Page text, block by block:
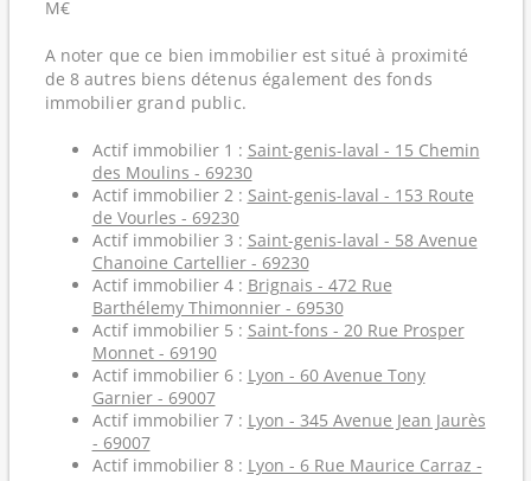
M€
A noter que ce bien immobilier est situé à proximité
de 8 autres biens détenus également des fonds
immobilier grand public.
Actif immobilier 1 : Saint-genis-laval - 15 Chemin
des Moulins - 69230
Actif immobilier 2 : Saint-genis-laval - 153 Route
de Vourles - 69230
Actif immobilier 3 : Saint-genis-laval - 58 Avenue
Chanoine Cartellier - 69230
Actif immobilier 4 : Brignais - 472 Rue
Barthélemy Thimonnier - 69530
Actif immobilier 5 : Saint-fons - 20 Rue Prosper
Monnet - 69190
Actif immobilier 6 : Lyon - 60 Avenue Tony
Garnier - 69007
Actif immobilier 7 : Lyon - 345 Avenue Jean Jaurès
- 69007
Actif immobilier 8 : Lyon - 6 Rue Maurice Carraz -